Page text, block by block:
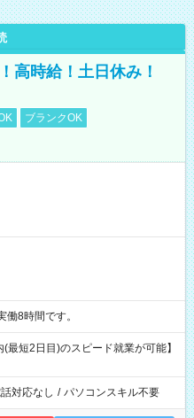
高時給！土日休み！
ブランクOK
ち実働8時間です。
最短2日目)のスピード就業が可能】
対応なし / パソコンスキル不要